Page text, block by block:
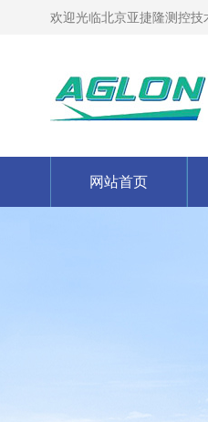
欢迎光临北京亚捷隆测控技
网站首页